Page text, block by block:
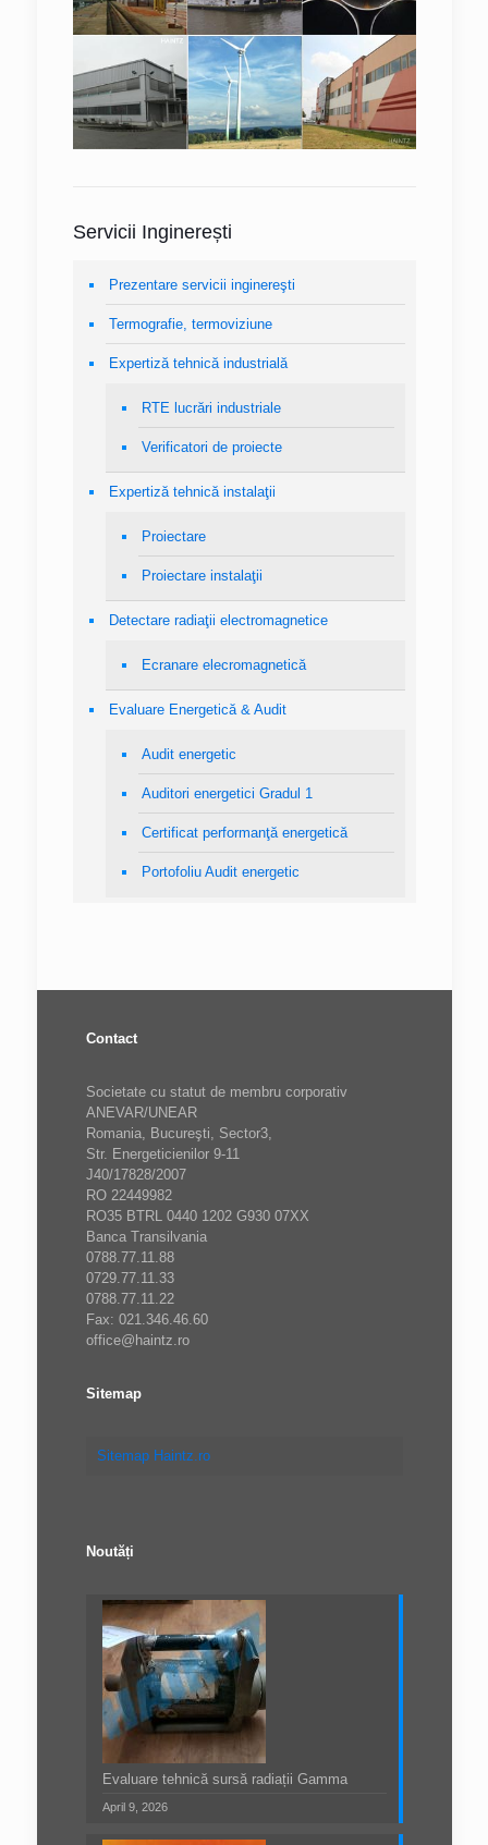
Servicii Inginerești
Prezentare servicii inginereşti
Termografie, termoviziune
Expertiză tehnică industrială
RTE lucrări industriale
Verificatori de proiecte
Expertiză tehnică instalaţii
Proiectare
Proiectare instalaţii
Detectare radiaţii electromagnetice
Ecranare elecromagnetică
Evaluare Energetică & Audit
Audit energetic
Auditori energetici Gradul 1
Certificat performanţă energetică
Portofoliu Audit energetic
Contact
Societate cu statut de membru corporativ
ANEVAR/UNEAR
Romania, Bucureşti, Sector3,
Str. Energeticienilor 9-11
J40/17828/2007
RO 22449982
RO35 BTRL 0440 1202 G930 07XX
Banca Transilvania
0788.77.11.88
0729.77.11.33
0788.77.11.22
Fax: 021.346.46.60
office@haintz.ro
Sitemap
Sitemap Haintz.ro
Noutăți
Evaluare tehnică sursă radiații Gamma
April 9, 2026